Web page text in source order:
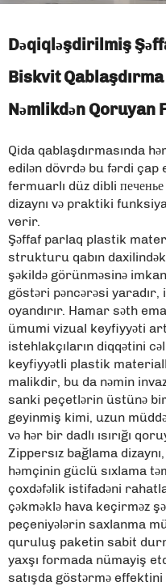
Dəqiqləşdirilmiş
Biskvit
Nəmlikdən Qoruyan
Qida qablaşdırmasında
edilən dövrdə bu fərdi
fermuarlı düz dibli
dizaynı və praktiki
verir.
Şəffaf parlaq plastik
strukturu qabın
şəkildə görünməsinə
göstəri pəncərəsi yaradır,
oyandırır. Hamar səth
ümumi vizual keyfiyyəti
istehlakçıların diqqətini
keyfiyyətli plastik
malikdir, bu da nəmin
sanki peçetlərin üstünə
geyinmiş kimi, uzun
və hər bir dadlı ısırığı
Zippersız bağlama
həmçinin güclü sıxlama
çoxdəfəlik istifadəni
çəkməklə hava keçirməz
peçeniyələrin saxlanma
quruluş paketin sabit
yaxşı formada nümayiş
satışda göstərmə effektini